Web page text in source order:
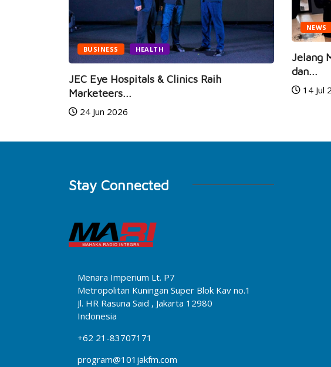
BUSINESS HEALTH
JEC Eye Hospitals & Clinics Raih
Marketeers...
24 Jun 2026
NEWS
Jelang
dan...
14 Jul
Stay Connected
Menara Imperium Lt. P7
Metropolitan Kuningan Super Blok Kav no.1
Jl. HR Rasuna Said , Jakarta 12980
Indonesia
+62 21-83707171
program@101jakfm.com